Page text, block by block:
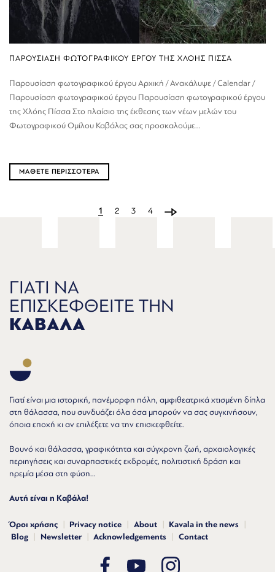
ΠΑΡΟΥΣΙΑΣΗ ΦΩΤΟΓΡΑΦΙΚΟΥ ΕΡΓΟΥ ΤΗΣ ΧΛΟΗΣ ΠΙΣΣΑ
Παρουσίαση φωτογραφικού έργου Αρχική / Ανακάλυψε / Calendar /
Παρουσίαση φωτογραφικού έργου Παρουσίαση φωτογραφικού έργου
της Χλόης Πίσσα Στο πλαίσιο της έκθεσης των νέων μελών του
Φωτογραφικού Ομίλου Καβάλας σας προσκαλούμε...
ΜΑΘΕΤΕ ΠΕΡΙΣΣΟΤΕΡΑ
1 2 3 4
ΓΙΑΤΙ ΝΑ
ΕΠΙΣΚΕΦΘΕΙΤΕ ΤΗΝ
ΚΑΒΑΛΑ
Γιατί είναι μια ιστορική, πανέμορφη πόλη, αμφιθεατρικά χτισμένη δίπλα
στη θάλασσα, που συνδυάζει όλα όσα μπορούν να σας συγκινήσουν,
όποια εποχή κι αν επιλέξετε να την επισκεφθείτε.
Βουνό και θάλασσα, γραφικότητα και σύγχρονη ζωή, αρχαιολογικές
περιηγήσεις και συναρπαστικές εκδρομές, πολιτιστική δράση και
ηρεμία μέσα στη φύση...
Αυτή είναι η Καβάλα!
Όροι χρήσης Privacy notice About
Kavala in the news
Blog
Newsletter Acknowledgements Contact